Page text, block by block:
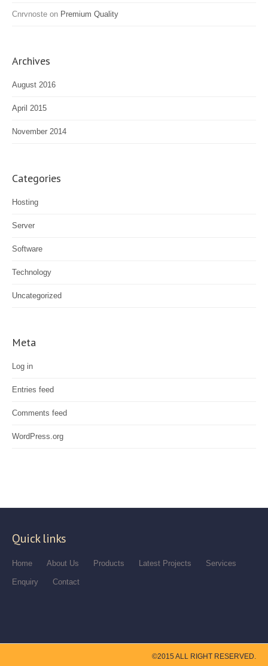
Cnrvnoste on Premium Quality
Archives
August 2016
April 2015
November 2014
Categories
Hosting
Server
Software
Technology
Uncategorized
Meta
Log in
Entries feed
Comments feed
WordPress.org
Quick links
Home About Us Products Latest Projects Services
Enquiry Contact
©2015 ALL RIGHT RESERVED.